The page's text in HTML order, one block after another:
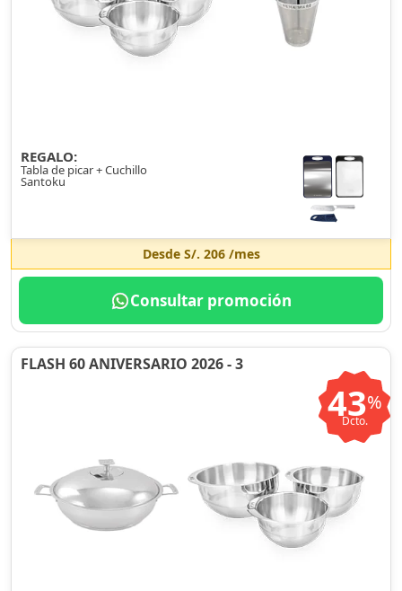
REGALO:
Tabla de picar + Cuchillo
Santoku
Desde S/. 206/mes
Consultar promoción
FLASH 60 ANIVERSARIO 2026 - 3
43%
Dcto.